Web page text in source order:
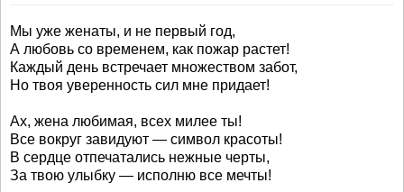
Мы уже женаты, и не первый год,
А любовь со временем, как пожар растет!
Каждый день встречает множеством забот,
Но твоя уверенность сил мне придает!
Ах, жена любимая, всех милее ты!
Все вокруг завидуют — символ красоты!
В сердце отпечатались нежные черты,
За твою улыбку — исполню все мечты!